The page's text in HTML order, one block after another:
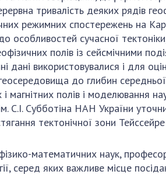
тривалість деяких рядів
режимних спостережень на
особливостей сучасної
полів із сейсмічними
дані використовувалися і для
до глибин
і магнітних полів і моделювання
С.І. Субботіна НАН України
тектонічної зони
математичних наук,
серед яких важливе місце